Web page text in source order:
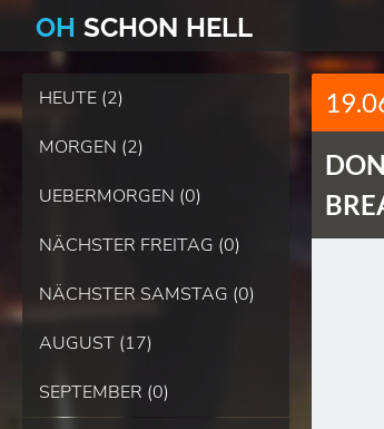
OH SCHON HELL
HEUTE (2)
MORGEN (2)
UEBERMORGEN (0)
NÄCHSTER FREITAG (0)
NÄCHSTER SAMSTAG (0)
AUGUST (17)
SEPTEMBER (0)